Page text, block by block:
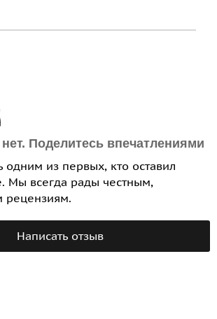
Поделитесь впечатлениями
одним из первых, кто оставил
Мы всегда рады честным,
рецензиям.
Написать отзыв